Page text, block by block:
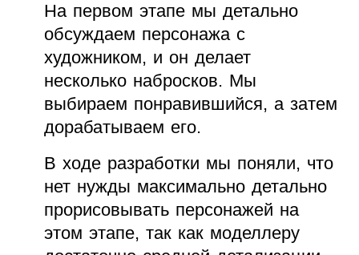
На первом этапе мы детально
обсуждаем персонажа с
художником, и он делает
несколько набросков. Мы
выбираем понравившийся, а затем
дорабатываем его.
В ходе разработки мы поняли, что
нет нужды максимально детально
прорисовывать персонажей на
этом этапе, так как моделлеру